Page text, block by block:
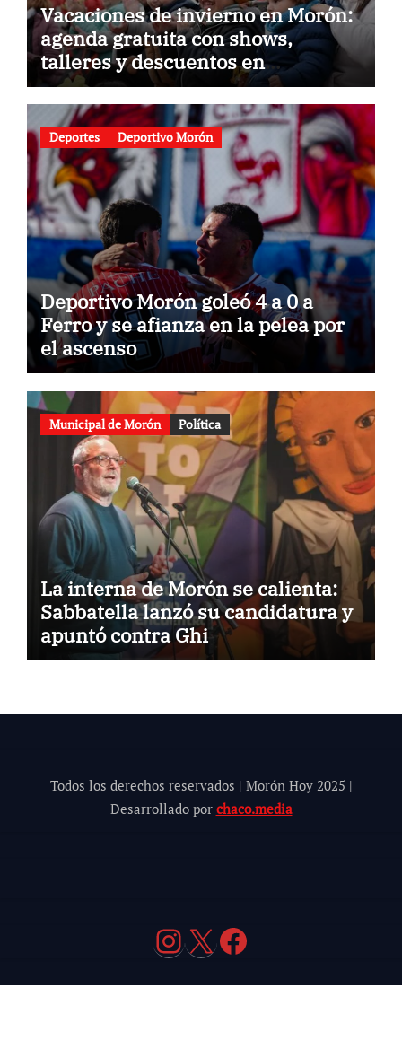
Vacaciones de invierno en Morón:
agenda gratuita con shows,
talleres y descuentos en
gastronomía
Deportes Deportivo Morón
Deportivo Morón goleó 4 a 0 a
Ferro y se afianza en la pelea por
el ascenso
Municipal de Morón Política
La interna de Morón se calienta:
Sabbatella lanzó su candidatura y
apuntó contra Ghi
Todos los derechos reservados | Morón Hoy 2025 |
Desarrollado por chaco.media
Instagram
X Facebook